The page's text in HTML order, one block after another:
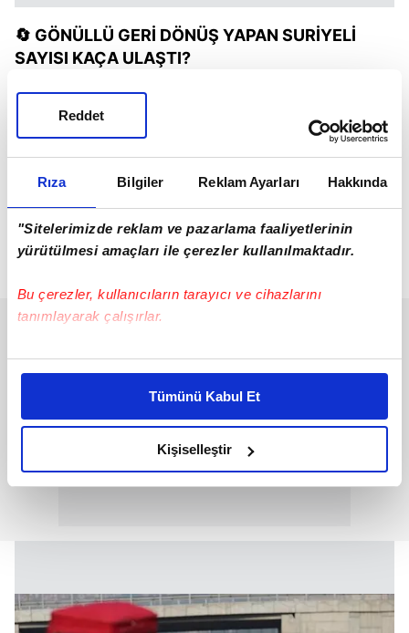
Rıza Bilgiler Reklam Ayarları Hakkında
"Sitelerimizde reklam ve pazarlama faaliyetlerinin
yürütülmesi amaçları ile çerezler kullanılmaktadır.
Bu çerezler, kullanıcıların tarayıcı ve cihazlarını
tanımlayarak çalışırlar.
Bu çerezlere izin vermeniz halinde sizlere özel
daha iyi reklam deneyimi yaşatabiliriz. Bunu yaparken
amacımızın size daha iyi bir reklam deneyimi sunmak
olduğunu ve sizlere en iyi içerikleri sunabilmek adına
elimizden gelen çabayı gösterdiğimizi ve bu noktada,
reklamların maliyetlerimizi karşılamak noktasında tek gelir
gösterilmeyecektir."
Tümünü Kabul Et
Kişiselleştir
Reddet
🔄 GÖNÜLLÜ GERİ DÖNÜŞ YAPAN SURİYELİ
SAYISI KAÇA ULAŞTI?
2017'den bu yana
Suriyeli sayısı: 915 bin 515
🔹 Sadece 2024 yılında dönen kişi sayısı:163 bin
292
🔹 2025'in ilk 3.5 ayında (13 Nisan'a kadar):
bin 545 kişi